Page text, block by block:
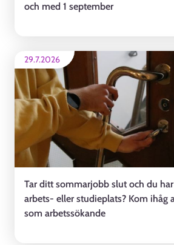
och med 1 september
29.7.2026
Tar ditt sommarjobb slut och du
arbets- eller studieplats? Kom ihåg
som arbetssökande